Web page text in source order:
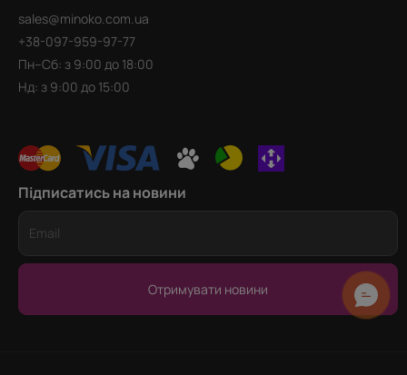
sales@minoko.com.ua
+38-097-959-97-77
Пн–Сб: з 9:00 до 18:00
Нд: з 9:00 до 15:00
Підписатись на новини
Отримувати новини